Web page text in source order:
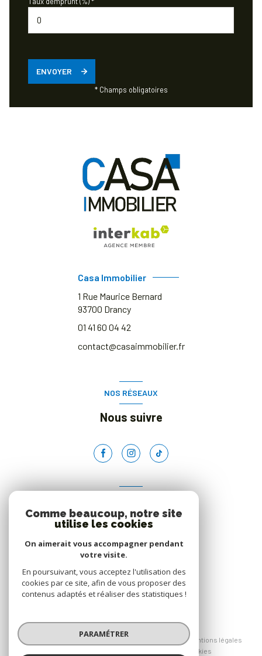
ENVOYER
* Champs obligatoires
Casa Immobilier
1 Rue Maurice Bernard
93700 Drancy
01 41 60 04 42
contact@casaimmobilier.fr
NOS RÉSEAUX
Nous suivre
Nous adhérons
© 2026 | Tous droits réservés
Nos honoraires
Nos partenaires
Mentions légales
Cookies
Comme beaucoup, notre site
utilise les cookies
On aimerait vous accompagner pendant
votre visite.
En poursuivant, vous acceptez l'utilisation des
cookies par ce site, afin de vous proposer des
contenus adaptés et réaliser des statistiques !
PARAMÉTRER